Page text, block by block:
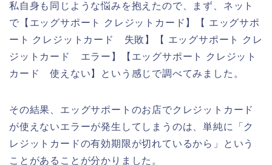
私自身も同じような悩みを抱えたので、まず、ネット
で【エッグサポート クレジットカード】【 エッグサポ
ート クレジットカード 失敗】【 エッグサポート クレ
ジットカード エラー】【エッグサポート クレジット
カード 使えない】という感じで調べてみました。
その結果、エッグサポートのお店でクレジットカード
が使えないエラーが発生してしまうのは、単純に「ク
レジットカードの有効期限が切れているから」という
ことがあることが分かりました。